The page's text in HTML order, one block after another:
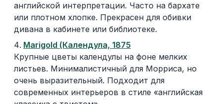
английской интерпретации. Часто на бархате
или плотном хлопке. Прекрасен для обивки
дивана в кабинете или библиотеке.
Marigold (Календула, 1875
Крупные цветы календулы на фоне мелких
листьев. Минималистичный для Морриса, но
очень выразительный. Подходит для
современных интерьеров в стиле «английская